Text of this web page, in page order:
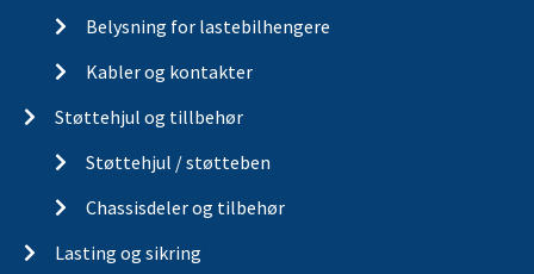
Belysning for lastebilhengere
Kabler og kontakter
Støttehjul og tillbehør
Støttehjul / støtteben
Chassisdeler og tilbehør
Lasting og sikring